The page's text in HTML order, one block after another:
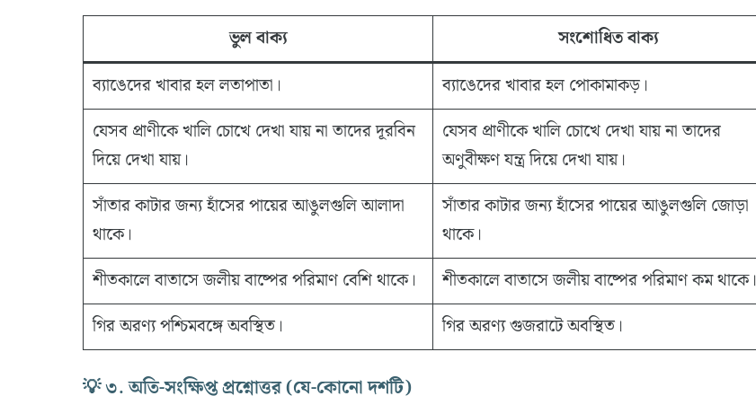
ভুল বাক্য
সংশোধিত বাক্য
ব্যাঙেদের খাবার হল লতাপাতা।
ব্যাঙেদের খাবার হল পোকামাকড়।
যেসব প্রাণীকে খালি চোখে দেখা যায় না তাদের দূরবিন
দিয়ে দেখা যায়।
যেসব প্রাণীকে খালি চোখে দেখা যায় না তাদের
অণুবীক্ষণ যন্ত্র দিয়ে দেখা যায়।
সাঁতার কাটার জন্য হাঁসের পায়ের আঙুলগুলি আলাদা
থাকে।
সাঁতার কাটার জন্য হাঁসের পায়ের আঙুলগুলি জোড়া
থাকে।
শীতকালে বাতাসে জলীয় বাষ্পের পরিমাণ বেশি থাকে।
শীতকালে বাতাসে জলীয় বাষ্পের পরিমাণ কম থাকে।
গির অরণ্য পশ্চিমবঙ্গে অবস্থিত।
গির অরণ্য গুজরাটে অবস্থিত।
💡 ৩. অতি-সংক্ষিপ্ত প্রশ্নোত্তর (যে-কোনো দশটি)